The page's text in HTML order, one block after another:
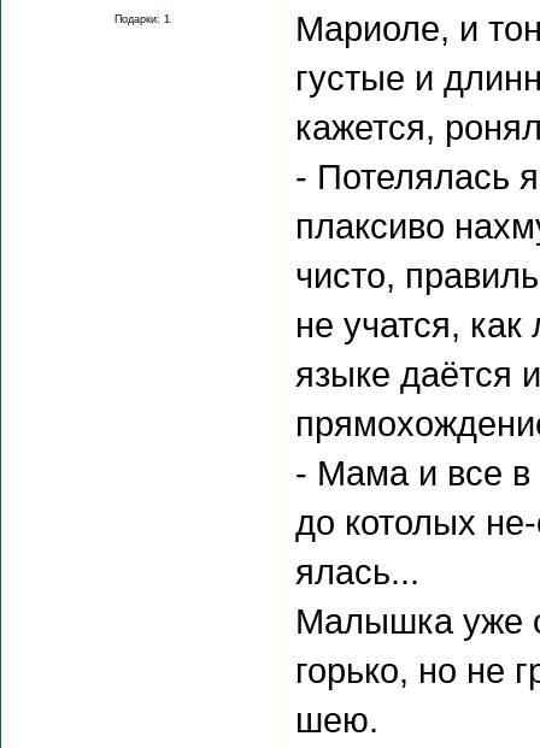
Подарки: 1
Мариоле, и
густые и
кажется,
- Потелялась
плаксиво
чисто,
не учатся,
языке даётся
- Мама и все в
до котолых
ялась...
Малышка уже
горько, но не
шею.